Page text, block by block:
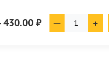
430.00 ₽